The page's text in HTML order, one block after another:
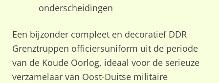
onderscheidingen
Een bijzonder compleet en decoratief DDR
Grenztruppen officiersuniform uit de periode
van de Koude Oorlog, ideaal voor de serieuze
verzamelaar van Oost-Duitse militaire